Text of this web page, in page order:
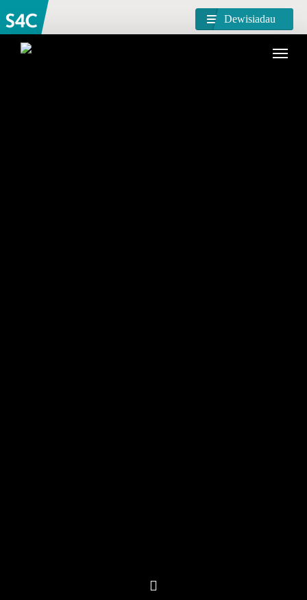
Dewisiadau